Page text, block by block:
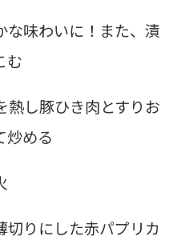
味わいに！また、漬
む
し豚ひき肉とすりお
炒める
りにした赤パプリカ